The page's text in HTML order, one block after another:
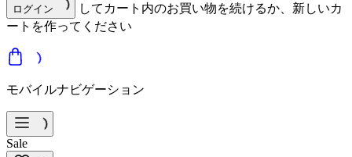
ログイン
してカート内のお買い物を続けるか、新しいカ
ートを作ってください
モバイルナビゲーション
Sale